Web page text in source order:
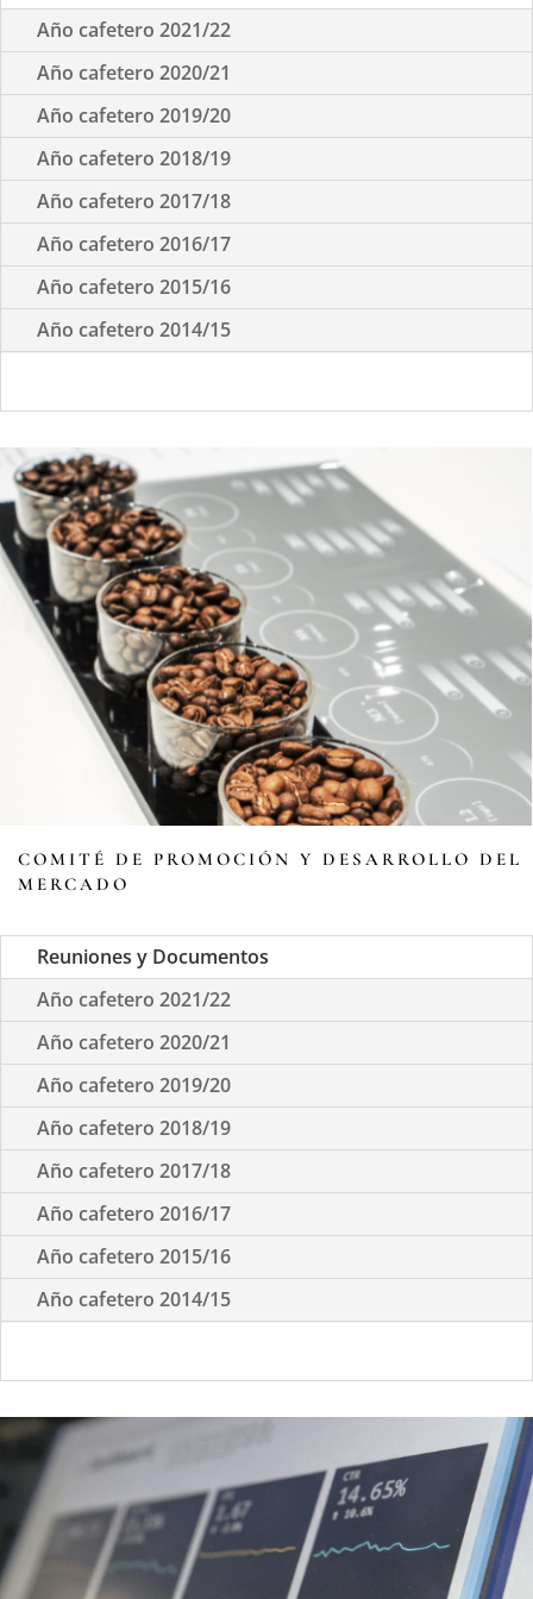
Año cafetero 2021/22
Año cafetero 2020/21
Año cafetero 2019/20
Año cafetero 2018/19
Año cafetero 2017/18
Año cafetero 2016/17
Año cafetero 2015/16
Año cafetero 2014/15
COMITÉ DE PROMOCIÓN Y DESARROLLO DEL
MERCADO
Reuniones y Documentos
Año cafetero 2021/22
Año cafetero 2020/21
Año cafetero 2019/20
Año cafetero 2018/19
Año cafetero 2017/18
Año cafetero 2016/17
Año cafetero 2015/16
Año cafetero 2014/15